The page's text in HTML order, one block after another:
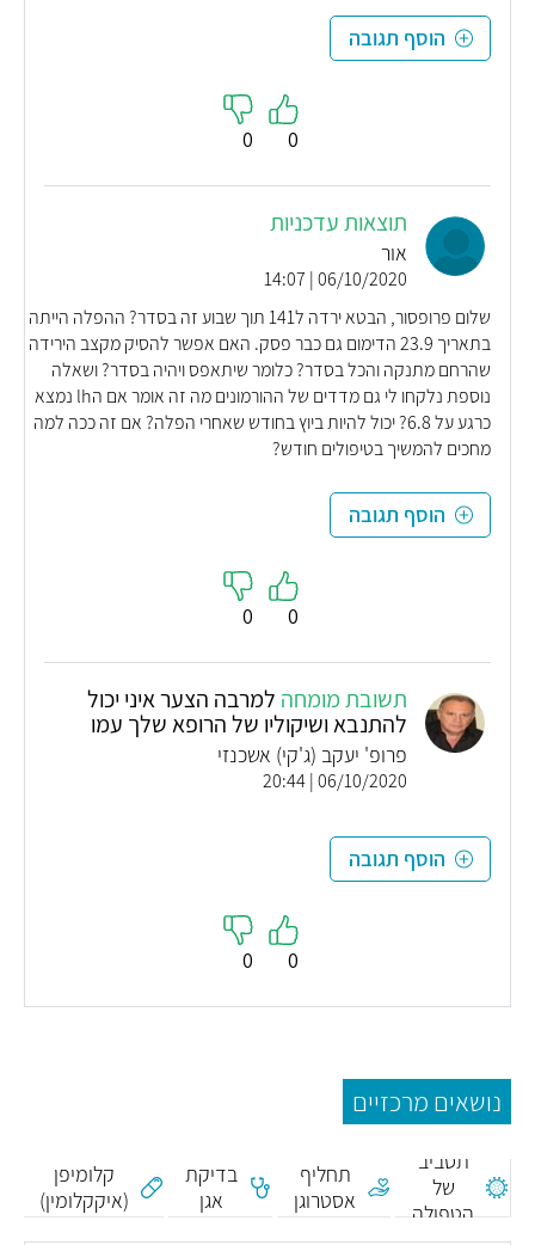
הוסף תגובה
0
0
תוצאות עדכניות
אור
06/10/2020 | 14:07
שלום פרופסור, הבטא ירדה ל141 תוך שבוע זה בסדר? ההפלה הייתה
בתאריך 23.9 הדימום גם כבר פסק. האם אפשר להסיק מקצב הירידה
שהרחם מתנקה והכל בסדר? כלומר שיתאפס ויהיה בסדר? ושאלה
נוספת נלקחו לי גם מדדים של ההורמונים מה זה אומר אם הlh נמצא
כרגע על 6.8? יכול להיות ביוץ בחודש שאחרי הפלה? אם זה ככה למה
מחכים להמשיך בטיפולים חודש?
הוסף תגובה
0
0
תשובת מומחה למרבה הצער איני יכול
להתנבא ושיקוליו של הרופא שלך עמו
פרופ' יעקב (ג'קי) אשכנזי
06/10/2020 | 20:44
הוסף תגובה
0
0
נושאים מרכזיים
תסביב
של
הטפולה
תחליף
אסטרוגן
בדיקת
אגן
קלומיפן
(איקקלומין)